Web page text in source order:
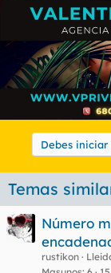
Debes
Temas
Número
rustikon